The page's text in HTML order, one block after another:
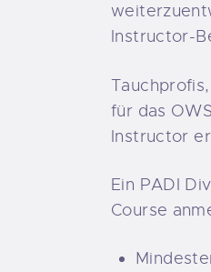
Instructor-
für das
Instructor
Ein PADI
Course